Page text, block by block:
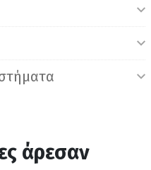
άρεσαν